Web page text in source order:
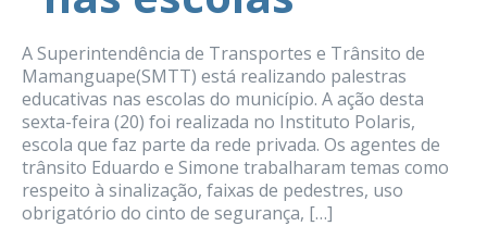
A Superintendência de Transportes e Trânsito de
Mamanguape(SMTT) está realizando palestras
educativas nas escolas do município. A ação desta
sexta-feira (20) foi realizada no Instituto Polaris,
escola que faz parte da rede privada. Os agentes de
trânsito Eduardo e Simone trabalharam temas como
respeito à sinalização, faixas de pedestres, uso
obrigatório do cinto de segurança, […]